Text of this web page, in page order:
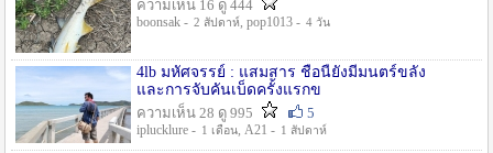
ความเห็น 16 ดู 444
boonsak - 2 สัปดาห์, pop1013 - 4 วัน
4lb มหัศจรรย์ : แสมสาร ชื่อนี้ยังมีมนตร์ขลัง
และการจับคันเบ็ดครั้งแรกข
ความเห็น 28 ดู 995
5
iplucklure - 1 เดือน, A21 - 1 สัปดาห์